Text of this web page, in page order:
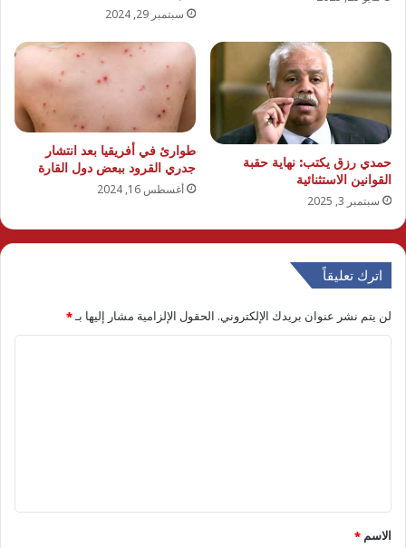
سبتمبر 29, 2024
حمدي رزق يكتب: نهاية حقبة
القوانين الاستثنائية
سبتمبر 3, 2025
طوارئ في أفريقيا بعد انتشار
جدري القرود ببعض دول القارة
أغسطس 16, 2024
اترك تعليقاً
لن يتم نشر عنوان بريدك الإلكتروني. الحقول الإلزامية مشار إليها بـ*
ق
*
الاسم *